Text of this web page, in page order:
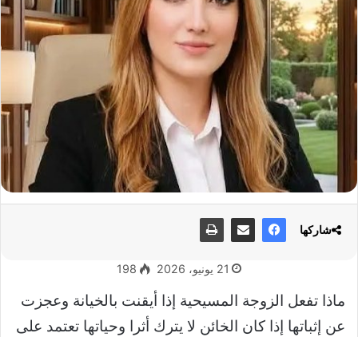
21 يونيو، 2026 198
ماذا تفعل الزوجة المسيحية إذا أيقنت بالخيانة وعجزت
عن إثباتها إذا كان الخائن لا يترك أثرا وحياتها تعتمد على
شاركها